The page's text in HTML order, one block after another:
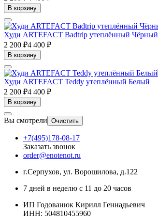
В корзину
Худи ARTEFACT Badtrip утеплённый Чёрный
2 200 ₽4 400 ₽
В корзину
Худи ARTEFACT Teddy утеплённый Белый
2 200 ₽4 400 ₽
В корзину
Вы смотрели Очистить
+7(495)178-08-17
Заказать звонок
order@enotenot.ru
г.Серпухов, ул. Ворошилова, д.122
7 дней в неделю с 11 до 20 часов
ИП Годованюк Кирилл Геннадьевич
ИНН: 504810455960